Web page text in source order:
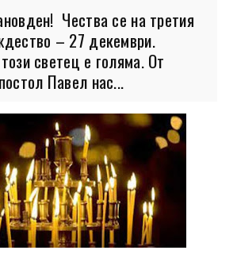
Чества се на третия
– 27 декември.
светец е голяма. От
Павел нас...